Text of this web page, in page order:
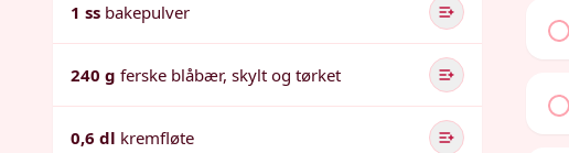
1 ss bakepulver
240 g ferske blåbær, skylt og tørket
0,6 dl kremfløte